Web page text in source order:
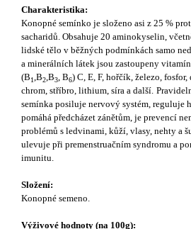
Charakteristika:
Konopné semínko je složeno asi z 25 %
sacharidů. Obsahuje 20 aminokyselin,
lidské tělo v běžných podmínkách samo
a minerálních látek jsou zastoupeny
(B1,B2,B3, B6) C, E, F, hořčík, železo,
chrom, stříbro, lithium, síra a další.
semínka posiluje nervový systém, reguluje
pomáhá předcházet zánětům, je prevencí
problémů s ledvinami, kůží, vlasy, nehty a
ulevuje při premenstruačním syndromu a
imunitu.
Složení:
Konopné semeno.
Výživové hodnoty (na 100g):